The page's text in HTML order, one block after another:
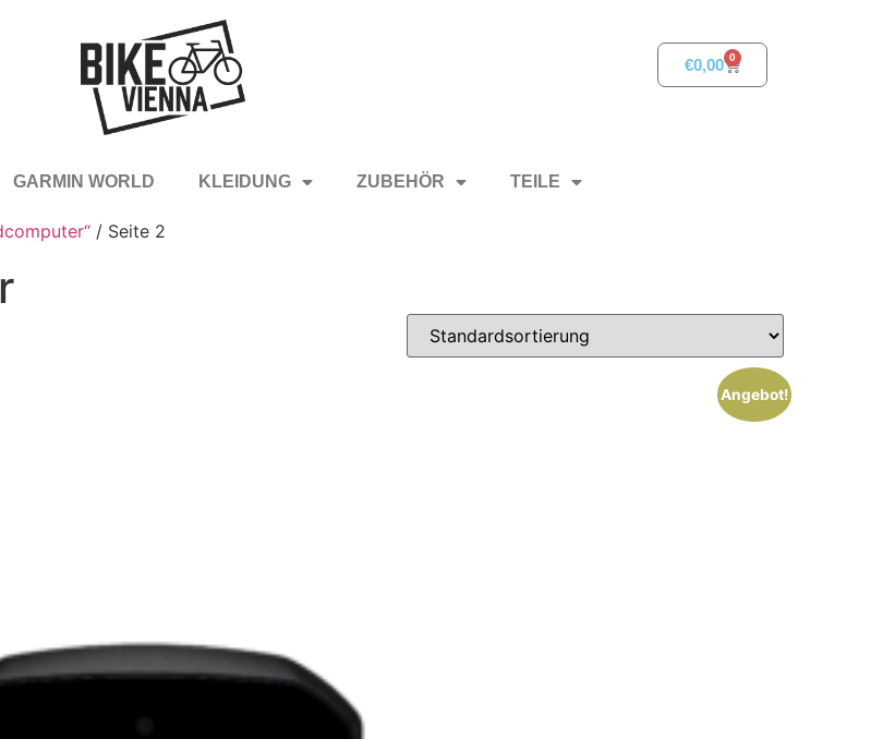
€0,00 0
GARMIN WORLD KLEIDUNG ZUBEHÖR TEILE
/ Seite 2
Angebot!